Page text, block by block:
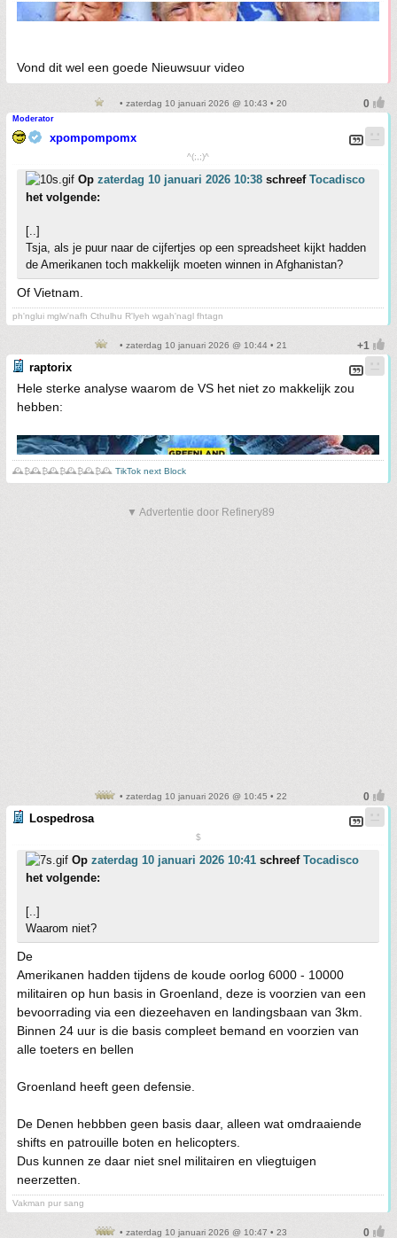
Vond dit wel een goede Nieuwsuur video
• zaterdag 10 januari 2026 @ 10:43 • 20
Moderator
xpompompomx
^(;,;)^
Op zaterdag 10 januari 2026 10:38 schreef Tocadisco
het volgende:
[..]
Tsja, als je puur naar de cijfertjes op een spreadsheet kijkt hadden
de Amerikanen toch makkelijk moeten winnen in Afghanistan?
Of Vietnam.
ph'nglui mglw'nafh Cthulhu R'lyeh wgah'nagl fhtagn
• zaterdag 10 januari 2026 @ 10:44 • 21
raptorix
Hele sterke analyse waarom de VS het niet zo makkelijk zou
hebben:
🕰️₿🕰️₿🕰️₿🕰️₿🕰️₿🕰️ TikTok next Block
▼ Advertentie door Refinery89
• zaterdag 10 januari 2026 @ 10:45 • 22
Lospedrosa
$
Op zaterdag 10 januari 2026 10:41 schreef Tocadisco
het volgende:
[..]
Waarom niet?
De
Amerikanen hadden tijdens de koude oorlog 6000 - 10000
militairen op hun basis in Groenland, deze is voorzien van een
bevoorrading via een diezeehaven en landingsbaan van 3km.
Binnen 24 uur is die basis compleet bemand en voorzien van
alle toeters en bellen
Groenland heeft geen defensie.
De Denen hebbben geen basis daar, alleen wat omdraaiende
shifts en patrouille boten en helicopters.
Dus kunnen ze daar niet snel militairen en vliegtuigen
neerzetten.
Vakman pur sang
• zaterdag 10 januari 2026 @ 10:47 • 23